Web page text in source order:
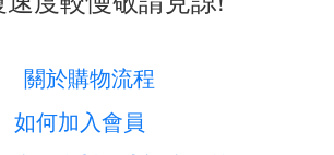
關於購物流程
如何加入會員